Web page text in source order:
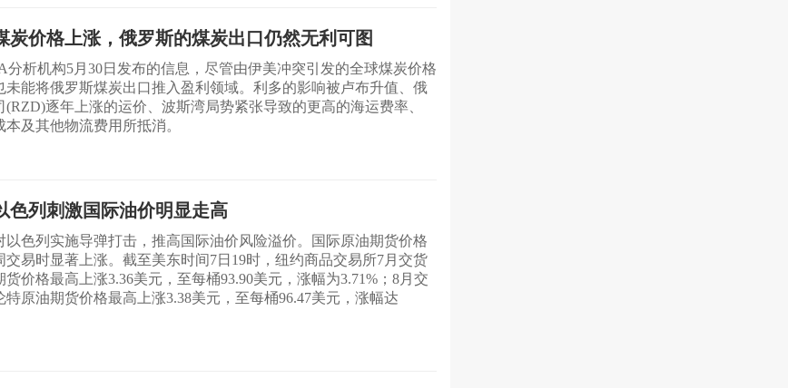
炭价格上涨，俄罗斯的煤炭出口仍然无利可图
分析机构5月30日发布的信息，尽管由伊美冲突引发的全球煤炭价格
未能将俄罗斯煤炭出口推入盈利领域。利多的影响被卢布升值、俄
(RZD)逐年上涨的运价、波斯湾局势紧张导致的更高的海运费率、
及其他物流费用所抵消。
色列刺激国际油价明显走高
以色列实施导弹打击，推高国际油价风险溢价。国际原油期货价格
交易时显著上涨。截至美东时间7日19时，纽约商品交易所7月交货
货价格最高上涨3.36美元，至每桶93.90美元，涨幅为3.71%；8月交
特原油期货价格最高上涨3.38美元，至每桶96.47美元，涨幅达